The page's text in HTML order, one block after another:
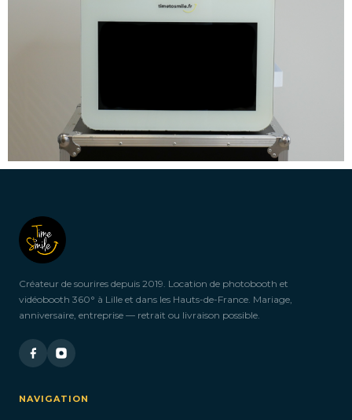
Créateur de sourires depuis 2019. Location de photobooth et
vidéobooth 360° à Lille et dans les Hauts-de-France. Mariage,
anniversaire, entreprise — retrait ou livraison possible.
NAVIGATION